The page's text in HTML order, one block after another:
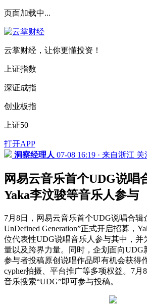
页面加载中...
云掌财经，让你更懂投资！
上证指数
深证成指
创业板指
上证50
打开APP
洞察经理人 07-08 16:19 · 来自浙江 关
网易云音乐首个UDG说唱
Yaka李汶骏等音乐人参与
7月8日，网易云音乐首个UDG说唱合辑
UnDefined Generation”正式开启招募，
位代表性UDG说唱音乐人参与其中，并
量以及跨界力量。同时，企划面向UDG
参与者投稿原创说唱作品即有机会获得
cypher拍摄、平台推广等多项权益。7月
音乐搜索“UDG”即可参与投稿。